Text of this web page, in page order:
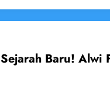
Sejarah Baru! Alwi